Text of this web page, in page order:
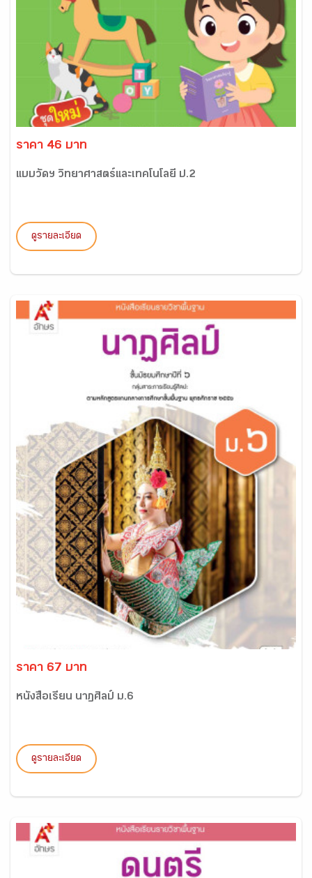
ราคา 46 บาท
แบบวัดฯ วิทยาศาสตร์และเทคโนโลยี ป.2
ดูรายละเอียด
ราคา 67 บาท
หนังสือเรียน นาฏศิลป์ ม.6
ดูรายละเอียด